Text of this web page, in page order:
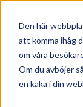
Den här
att komma ihåg
om våra
Om du avböjer
en kaka i din